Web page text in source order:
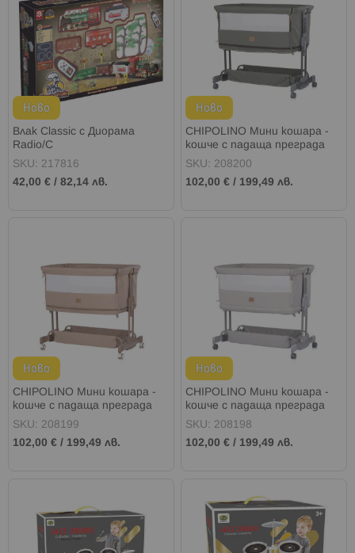
Ново
Влак Classic с Диорама
Radio/C
SKU: 217816
42,00 € / 82,14 лв.
Ново
CHIPOLINO Мини кошара -
кошче с падаща преграда
2в1 ZEN МАТЧА
SKU: 208200
102,00 € / 199,49 лв.
Ново
CHIPOLINO Мини кошара -
кошче с падаща преграда
2в1 ZEN ЛАТЕ
SKU: 208199
102,00 € / 199,49 лв.
Ново
CHIPOLINO Мини кошара -
кошче с падаща преграда
2в1 ZEN ПЛАТИНА
SKU: 208198
102,00 € / 199,49 лв.